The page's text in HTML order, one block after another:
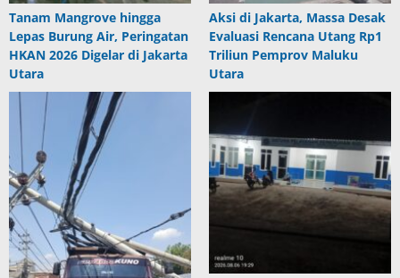
Tanam Mangrove hingga
Lepas Burung Air, Peringatan
HKAN 2026 Digelar di Jakarta
Utara
Aksi di Jakarta, Massa Desak
Evaluasi Rencana Utang Rp1
Triliun Pemprov Maluku
Utara